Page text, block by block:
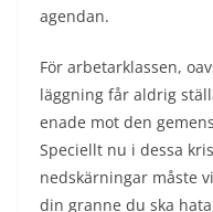
agendan.
För arbetarklassen,
läggning får aldrig
enade mot den
Speciellt nu i dessa
nedskärningar måste
din granne du ska